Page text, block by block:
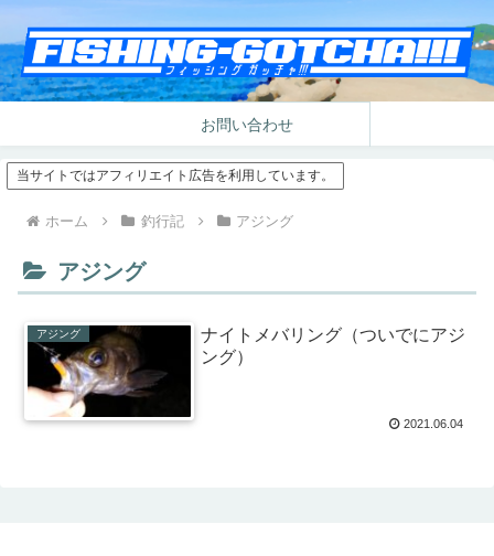
お問い合わせ
当サイトではアフィリエイト広告を利用しています。
ホーム 釣行記 アジング
アジング
アジング
ナイトメバリング（ついでにアジ
ング）
2021.06.04